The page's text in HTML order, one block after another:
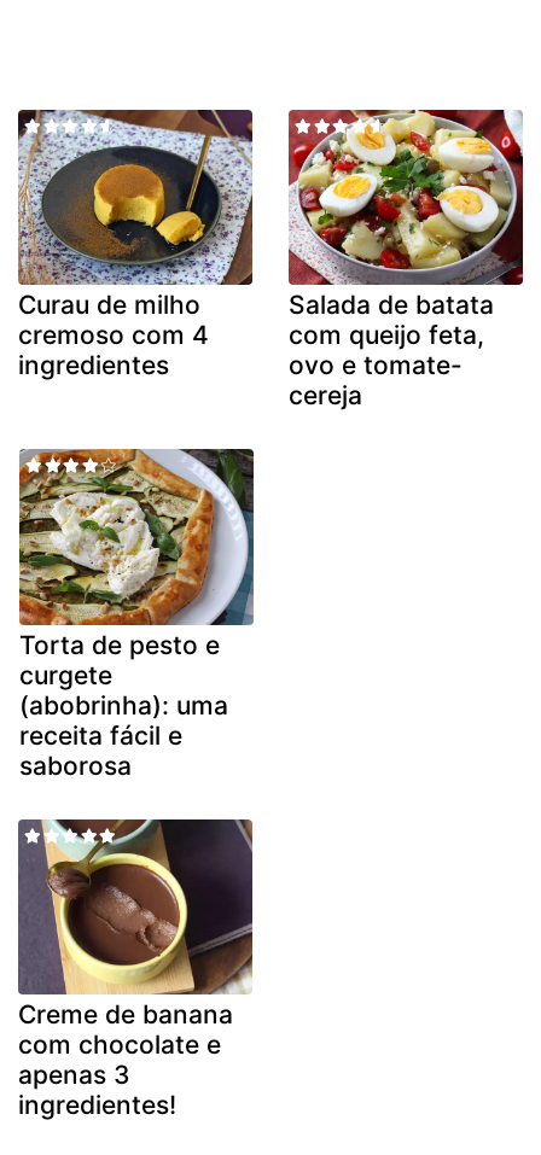
Curau de milho
cremoso com 4
ingredientes
Salada de batata
com queijo feta,
ovo e tomate-
cereja
Torta de pesto e
curgete
(abobrinha): uma
receita fácil e
saborosa
Creme de banana
com chocolate e
apenas 3
ingredientes!